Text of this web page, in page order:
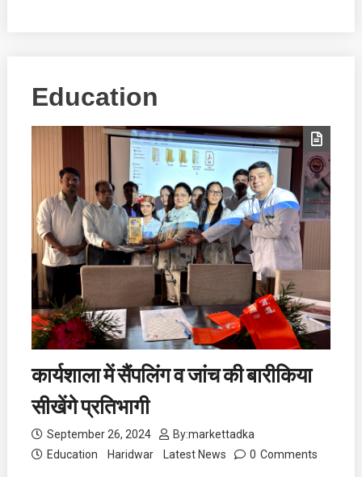
Education
कार्यशाला में सैंपलिंग व जांच की बारीकिया
सीखेंगे प्रतिभागी
September 26, 2024 By:markettadka
Education
Haridwar Latest News 0 Comments